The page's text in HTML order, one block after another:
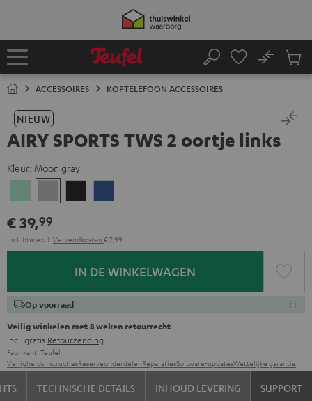
Home Zoeken
No
ACCESSOIRES KOPTELEFOON ACCESSOIRES
NIEUW
AIRY SPORTS TWS 2 oortje links
Kleur: Moon gray
Greengray
black
€ 39,99
Incl. btwexcl. Verzendkosten € 2,99
IN DE WINKELWAGEN
Op voorraad
Veilig winkelen met 8 weken retourrecht
incl. gratis Retourzending
Fabrikant: Teufel
VeiligheidsinstructiesReserveonderdelenReparatiesSoftware-updatesWettelijke garantie
TECHNISCHE DETAILS INHOUD LEVERING SUPPORT